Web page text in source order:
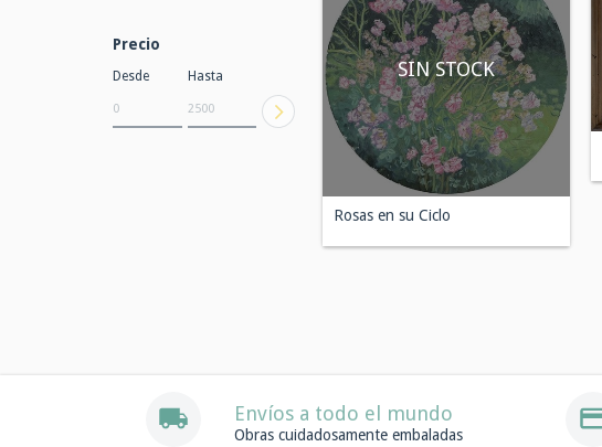
Precio
Desde Hasta SIN STOCK
Rosas en su Ciclo
Envíos a todo el mundo
Obras cuidadosamente embaladas